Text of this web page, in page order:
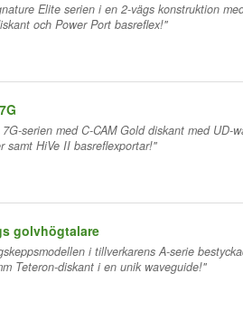
Elite serien i en 2-vägs konstruktion
och Power Port basreflex!"
serien med C-CAM Gold diskant med UD-
samt HiVe II basreflexportar!"
golvhögtalare
i tillverkarens A-serie
Teteron-diskant i en unik waveguide!"